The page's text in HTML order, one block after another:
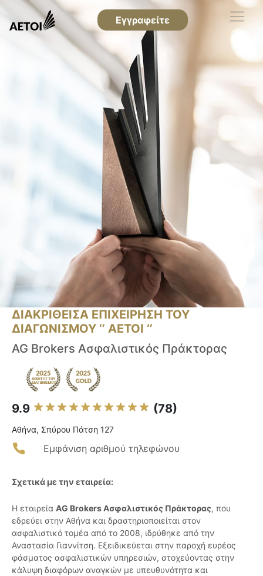
Εγγραφείτε
ΔΙΑΚΡΙΘΕΙΣΑ ΕΠΙΧΕΙΡΗΣΗ ΤΟΥ
ΔΙΑΓΩΝΙΣΜΟΥ ‘’ ΑΕΤΟΙ ‘’
AG Brokers Ασφαλιστικός Πράκτορας
9.9 (78)
Αθήνα, Σπύρου Πάτση 127
Εμφάνιση αριθμού τηλεφώνου
Σχετικά με την εταιρεία:
Η εταιρεία AG Brokers Ασφαλιστικός Πράκτορας, που
εδρεύει στην Αθήνα και δραστηριοποιείται στον
ασφαλιστικό τομέα από το 2008, ιδρύθηκε από την
Αναστασία Γιαννίτση. Εξειδικεύεται στην παροχή ευρέος
φάσματος ασφαλιστικών υπηρεσιών, στοχεύοντας στην
κάλυψη διαφόρων αναγκών με υπευθυνότητα και